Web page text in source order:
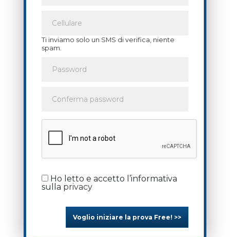
Ti inviamo solo un SMS di verifica, niente
spam.
Ho letto e accetto l’informativa
sulla privacy
Voglio iniziare la prova Free! >>